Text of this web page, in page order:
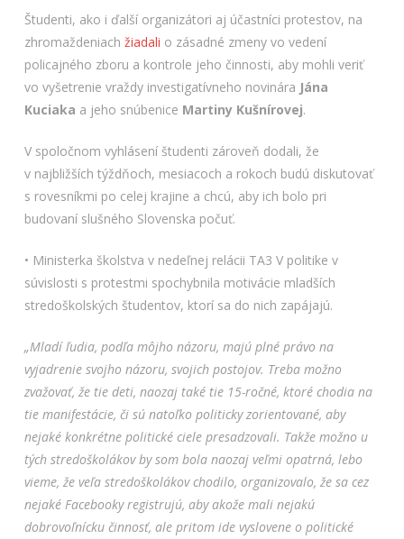
Študenti, ako i ďalší organizátori aj účastníci protestov, na
zhromaždeniach žiadali o zásadné zmeny vo vedení
policajného zboru a kontrole jeho činnosti, aby mohli veriť
vo vyšetrenie vraždy investigatívneho novinára Jána
Kuciaka a jeho snúbenice Martiny Kušnírovej.
V spoločnom vyhlásení študenti zároveň dodali, že
v najbližších týždňoch, mesiacoch a rokoch budú diskutovať
s rovesníkmi po celej krajine a chcú, aby ich bolo pri
budovaní slušného Slovenska počuť.
• Ministerka školstva v nedeľnej relácii TA3 V politike v
súvislosti s protestmi spochybnila motivácie mladších
stredoškolských študentov, ktorí sa do nich zapájajú.
„Mladí ľudia, podľa môjho názoru, majú plné právo na
vyjadrenie svojho názoru, svojich postojov. Treba možno
zvažovať, že tie deti, naozaj také tie 15-ročné, ktoré chodia na
tie manifestácie, či sú natoľko politicky zorientované, aby
nejaké konkrétne politické ciele presadzovali. Takže možno u
tých stredoškolákov by som bola naozaj veľmi opatrná, lebo
vieme, že veľa stredoškolákov chodilo, organizovalo, že sa cez
nejaké Facebooky registrujú, aby akože mali nejakú
dobrovoľnícku činnosť, ale pritom ide vyslovene o politické